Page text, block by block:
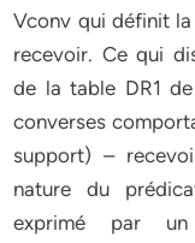
Vconv qui définit
recevoir. Ce qui
de la table DR1
converses
support) –
nature du
exprimé par